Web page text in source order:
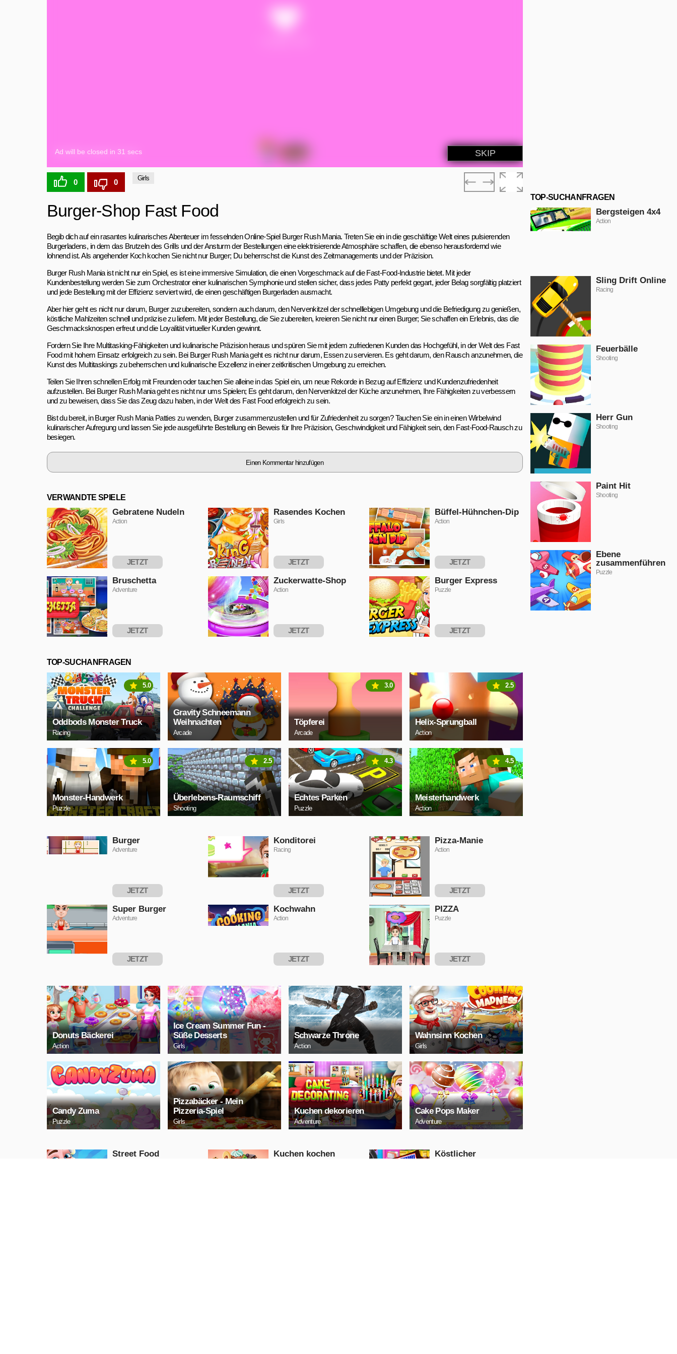
0 0 Girls
Burger-Shop Fast Food
Begib dich auf ein rasantes kulinarisches Abenteuer im fesselnden Online-Spiel Burger Rush Mania. Treten Sie ein in die geschäftige Welt eines pulsierenden
Burgerladens, in dem das Brutzeln des Grills und der Ansturm der Bestellungen eine elektrisierende Atmosphäre schaffen, die ebenso herausfordernd wie
lohnend ist. Als angehender Koch kochen Sie nicht nur Burger; Du beherrschst die Kunst des Zeitmanagements und der Präzision.
Burger Rush Mania ist nicht nur ein Spiel, es ist eine immersive Simulation, die einen Vorgeschmack auf die Fast-Food-Industrie bietet. Mit jeder
Kundenbestellung werden Sie zum Orchestrator einer kulinarischen Symphonie und stellen sicher, dass jedes Patty perfekt gegart, jeder Belag sorgfältig platziert
und jede Bestellung mit der Effizienz serviert wird, die einen geschäftigen Burgerladen ausmacht.
Aber hier geht es nicht nur darum, Burger zuzubereiten, sondern auch darum, den Nervenkitzel der schnelllebigen Umgebung und die Befriedigung zu genießen,
köstliche Mahlzeiten schnell und präzise zu liefern. Mit jeder Bestellung, die Sie zubereiten, kreieren Sie nicht nur einen Burger; Sie schaffen ein Erlebnis, das die
Geschmacksknospen erfreut und die Loyalität virtueller Kunden gewinnt.
Fordern Sie Ihre Multitasking-Fähigkeiten und kulinarische Präzision heraus und spüren Sie mit jedem zufriedenen Kunden das Hochgefühl, in der Welt des Fast
Food mit hohem Einsatz erfolgreich zu sein. Bei Burger Rush Mania geht es nicht nur darum, Essen zu servieren. Es geht darum, den Rausch anzunehmen, die
Kunst des Multitaskings zu beherrschen und kulinarische Exzellenz in einer zeitkritischen Umgebung zu erreichen.
Teilen Sie Ihren schnellen Erfolg mit Freunden oder tauchen Sie alleine in das Spiel ein, um neue Rekorde in Bezug auf Effizienz und Kundenzufriedenheit
aufzustellen. Bei Burger Rush Mania geht es nicht nur ums Spielen; Es geht darum, den Nervenkitzel der Küche anzunehmen, Ihre Fähigkeiten zu verbessern
und zu beweisen, dass Sie das Zeug dazu haben, in der Welt des Fast Food erfolgreich zu sein.
Bist du bereit, in Burger Rush Mania Patties zu wenden, Burger zusammenzustellen und für Zufriedenheit zu sorgen? Tauchen Sie ein in einen Wirbelwind
kulinarischer Aufregung und lassen Sie jede ausgeführte Bestellung ein Beweis für Ihre Präzision, Geschwindigkeit und Fähigkeit sein, den Fast-Food-Rausch zu
besiegen.
Einen Kommentar hinzufügen
VERWANDTE SPIELE
Gebratene Nudeln
Action
JETZT
Rasendes Kochen
Girls
JETZT
Büffel-Hühnchen-Dip
Action
JETZT
Bruschetta
Adventure
JETZT
Zuckerwatte-Shop
Action
JETZT
Burger Express
Puzzle
JETZT
TOP-SUCHANFRAGEN
Oddbods Monster Truck
Racing
5.0
Gravity Schneemann
Weihnachten
Arcade
Töpferei
Arcade
3.0
Helix-Sprungball
Action
2.5
Monster-Handwerk
Puzzle
5.0
Überlebens-Raumschiff
Shooting
2.5
Echtes Parken
Puzzle
4.3
Meisterhandwerk
Action
4.5
Burger
Adventure
JETZT
Konditorei
Racing
JETZT
Pizza-Manie
Action
JETZT
Super Burger
Adventure
JETZT
Kochwahn
Action
JETZT
PIZZA
Puzzle
JETZT
Donuts Bäckerei
Action
Ice Cream Summer Fun -
Süße Desserts
Girls
Schwarze Throne
Action
Wahnsinn Kochen
Girls
Candy Zuma
Puzzle
Pizzabäcker - Mein
Pizzeria-Spiel
Girls
Kuchen dekorieren
Adventure
Cake Pops Maker
Adventure
Street Food
Kuchen kochen
Köstlicher
TOP-SUCHANFRAGEN
Bergsteigen 4x4
Action
Sling Drift Online
Racing
Feuerbälle
Shooting
Herr Gun
Shooting
Paint Hit
Shooting
Ebene
zusammenführen
Puzzle